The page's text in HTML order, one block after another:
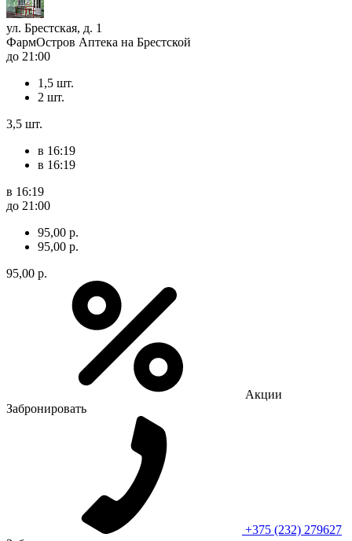
ул. Брестская, д. 1
ФармОстров Аптека на Брестской
до 21:00
1,5 шт.
2 шт.
3,5 шт.
в 16:19
в 16:19
в 16:19
до 21:00
95,00 р.
95,00 р.
95,00 р.
Акции
Забронировать
+375 (232) 279627